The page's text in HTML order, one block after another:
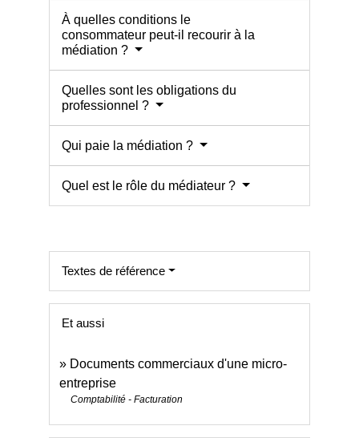
À quelles conditions le
consommateur peut-il recourir à la
médiation ?
Quelles sont les obligations du
professionnel ?
Qui paie la médiation ?
Quel est le rôle du médiateur ?
Textes de référence
Et aussi
Documents commerciaux d'une micro-
entreprise
Comptabilité - Facturation